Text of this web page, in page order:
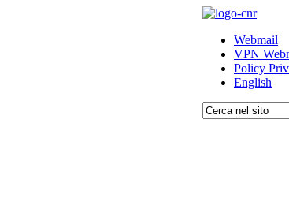
Webmail
VPN
Policy
English